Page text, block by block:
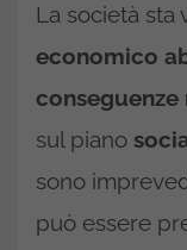
La società sta
economico
conseguenze
sul piano
sono
può essere